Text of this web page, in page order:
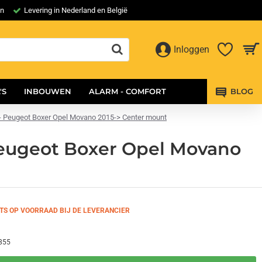
Levering in Nederland en België
Inloggen
INBOUWEN ALARM - COMFORT BLOG
Boxer Opel Movano 2015-> Center mount
Boxer Opel Movano
OP VOORRAAD BIJ DE LEVERANCIER